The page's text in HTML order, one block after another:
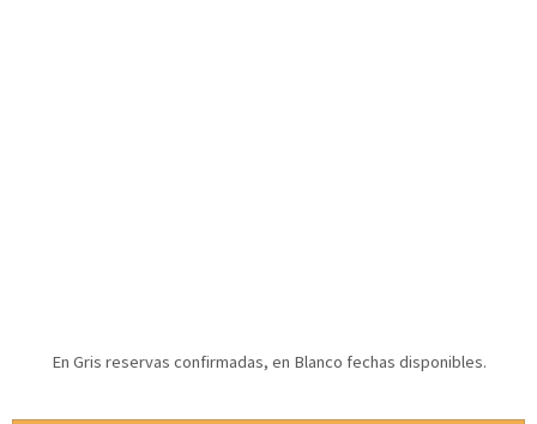
En Gris reservas confirmadas, en Blanco fechas disponibles.